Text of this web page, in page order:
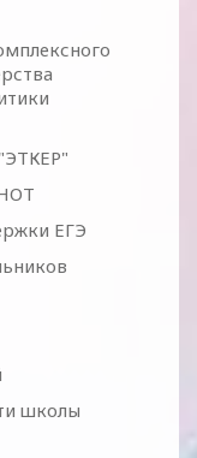
ЕГЭ
школы